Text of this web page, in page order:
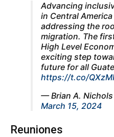
Advancing
in Central
addressing the
migration. The
High Level
exciting step
future for all
https://t.co/
— Brian A.
March 15, 2024
Reuniones